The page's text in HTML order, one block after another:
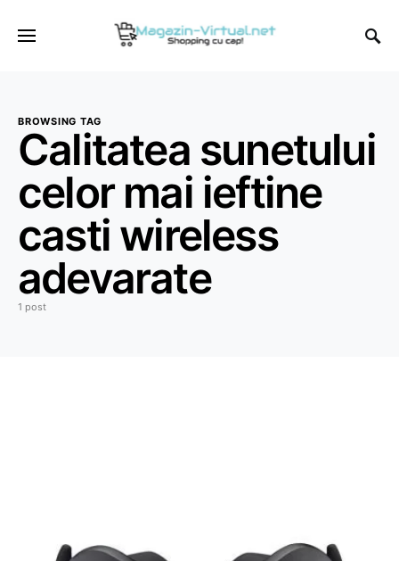
BROWSING TAG
Calitatea sunetului
celor mai ieftine
casti wireless
adevarate
1 post